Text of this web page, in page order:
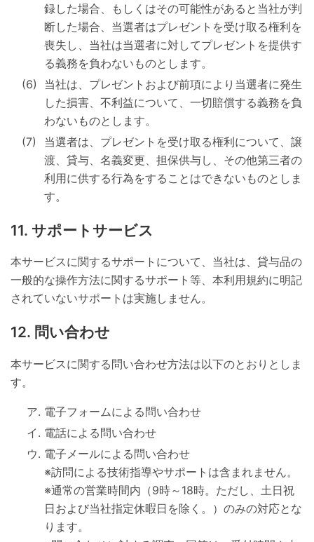
録した場合、もしくはその可能性があると当社が判
断した場合、当選者はプレゼントを受け取る権利を
喪失し、当社は当選者に対してプレゼントを提供す
る義務を負わないものとします。
当社は、プレゼントおよび前項により当選者に発生
した損害、不利益について、一切賠償する義務を負
わないものとします。
当選者は、プレゼントを受け取る権利について、譲
渡、貸与、名義変更、担保供与し、その他第三者の
利用に供する行為をすることはできないものとしま
す。
サポートサービス
本サービスに関するサポートについて、当社は、貸与品の
一般的な操作方法に関するサポート等、本利用規約に明記
されていないサポートは実施しません。
問い合わせ
本サービスに関する問い合わせ方法は以下のとおりとしま
す。
電子フォームによる問い合わせ
電話による問い合わせ
電子メールによる問い合わせ
※訪問による技術指導やサポートは含まれません。
※通常の営業時間内（9時～18時。ただし、土日祝
日および当社指定休暇日を除く。）のみの対応とな
ります。